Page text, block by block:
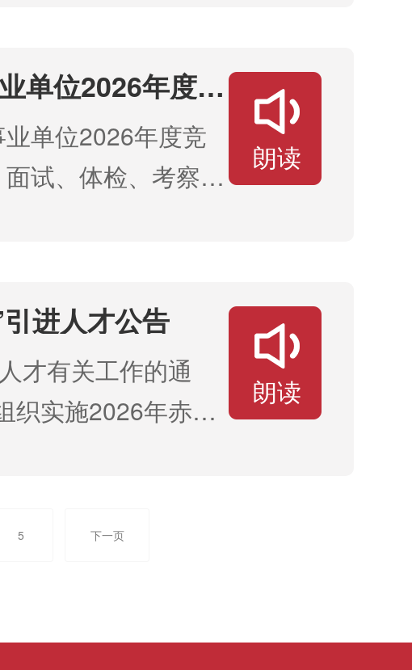
事窗口→人事考试→
index.aspx）具体
及时打印准考证，
单位2026年度竞
单位2026年度竞
试、体检、考察等
一、公示名单 序
人员2业务综合岗
政综合办公室副
三、受理方式单位
对象的有关情况和
题时提供有关线
我们将严格遵守工
：工作日上午
朗读
进人才公告
才有关工作的通
织实施2026年赤峰
关事宜公告如下：
通道”方式引进事
峰市巴林左旗事
华人民共和国宪法
朗读
5 下一页